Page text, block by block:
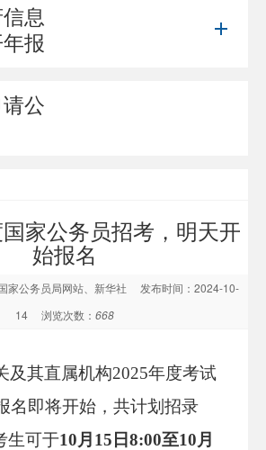
息
报
公
家公务员招考，明天开
始报名
家公务员局网站、新华社
发布时间：2024-10-
14
浏览次数： 668
及其直属机构2025年度考试
名即将开始，共计划招录
生可于10月15日8:00至10月